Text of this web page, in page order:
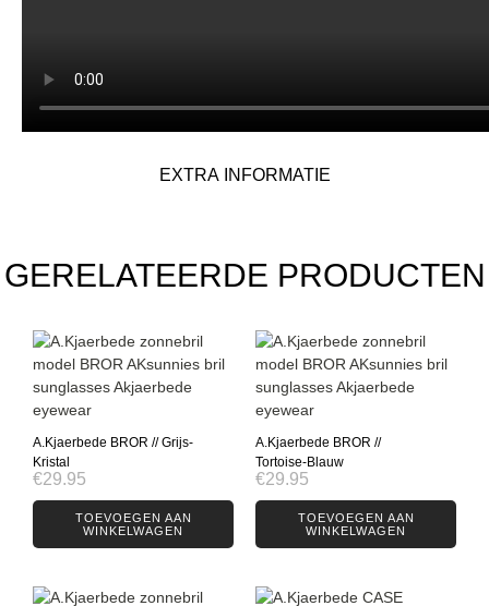
EXTRA INFORMATIE
GERELATEERDE PRODUCTEN
A.Kjaerbede BROR // Grijs-
Kristal
€29.95
TOEVOEGEN AAN
WINKELWAGEN
A.Kjaerbede BROR //
Tortoise-Blauw
€29.95
TOEVOEGEN AAN
WINKELWAGEN